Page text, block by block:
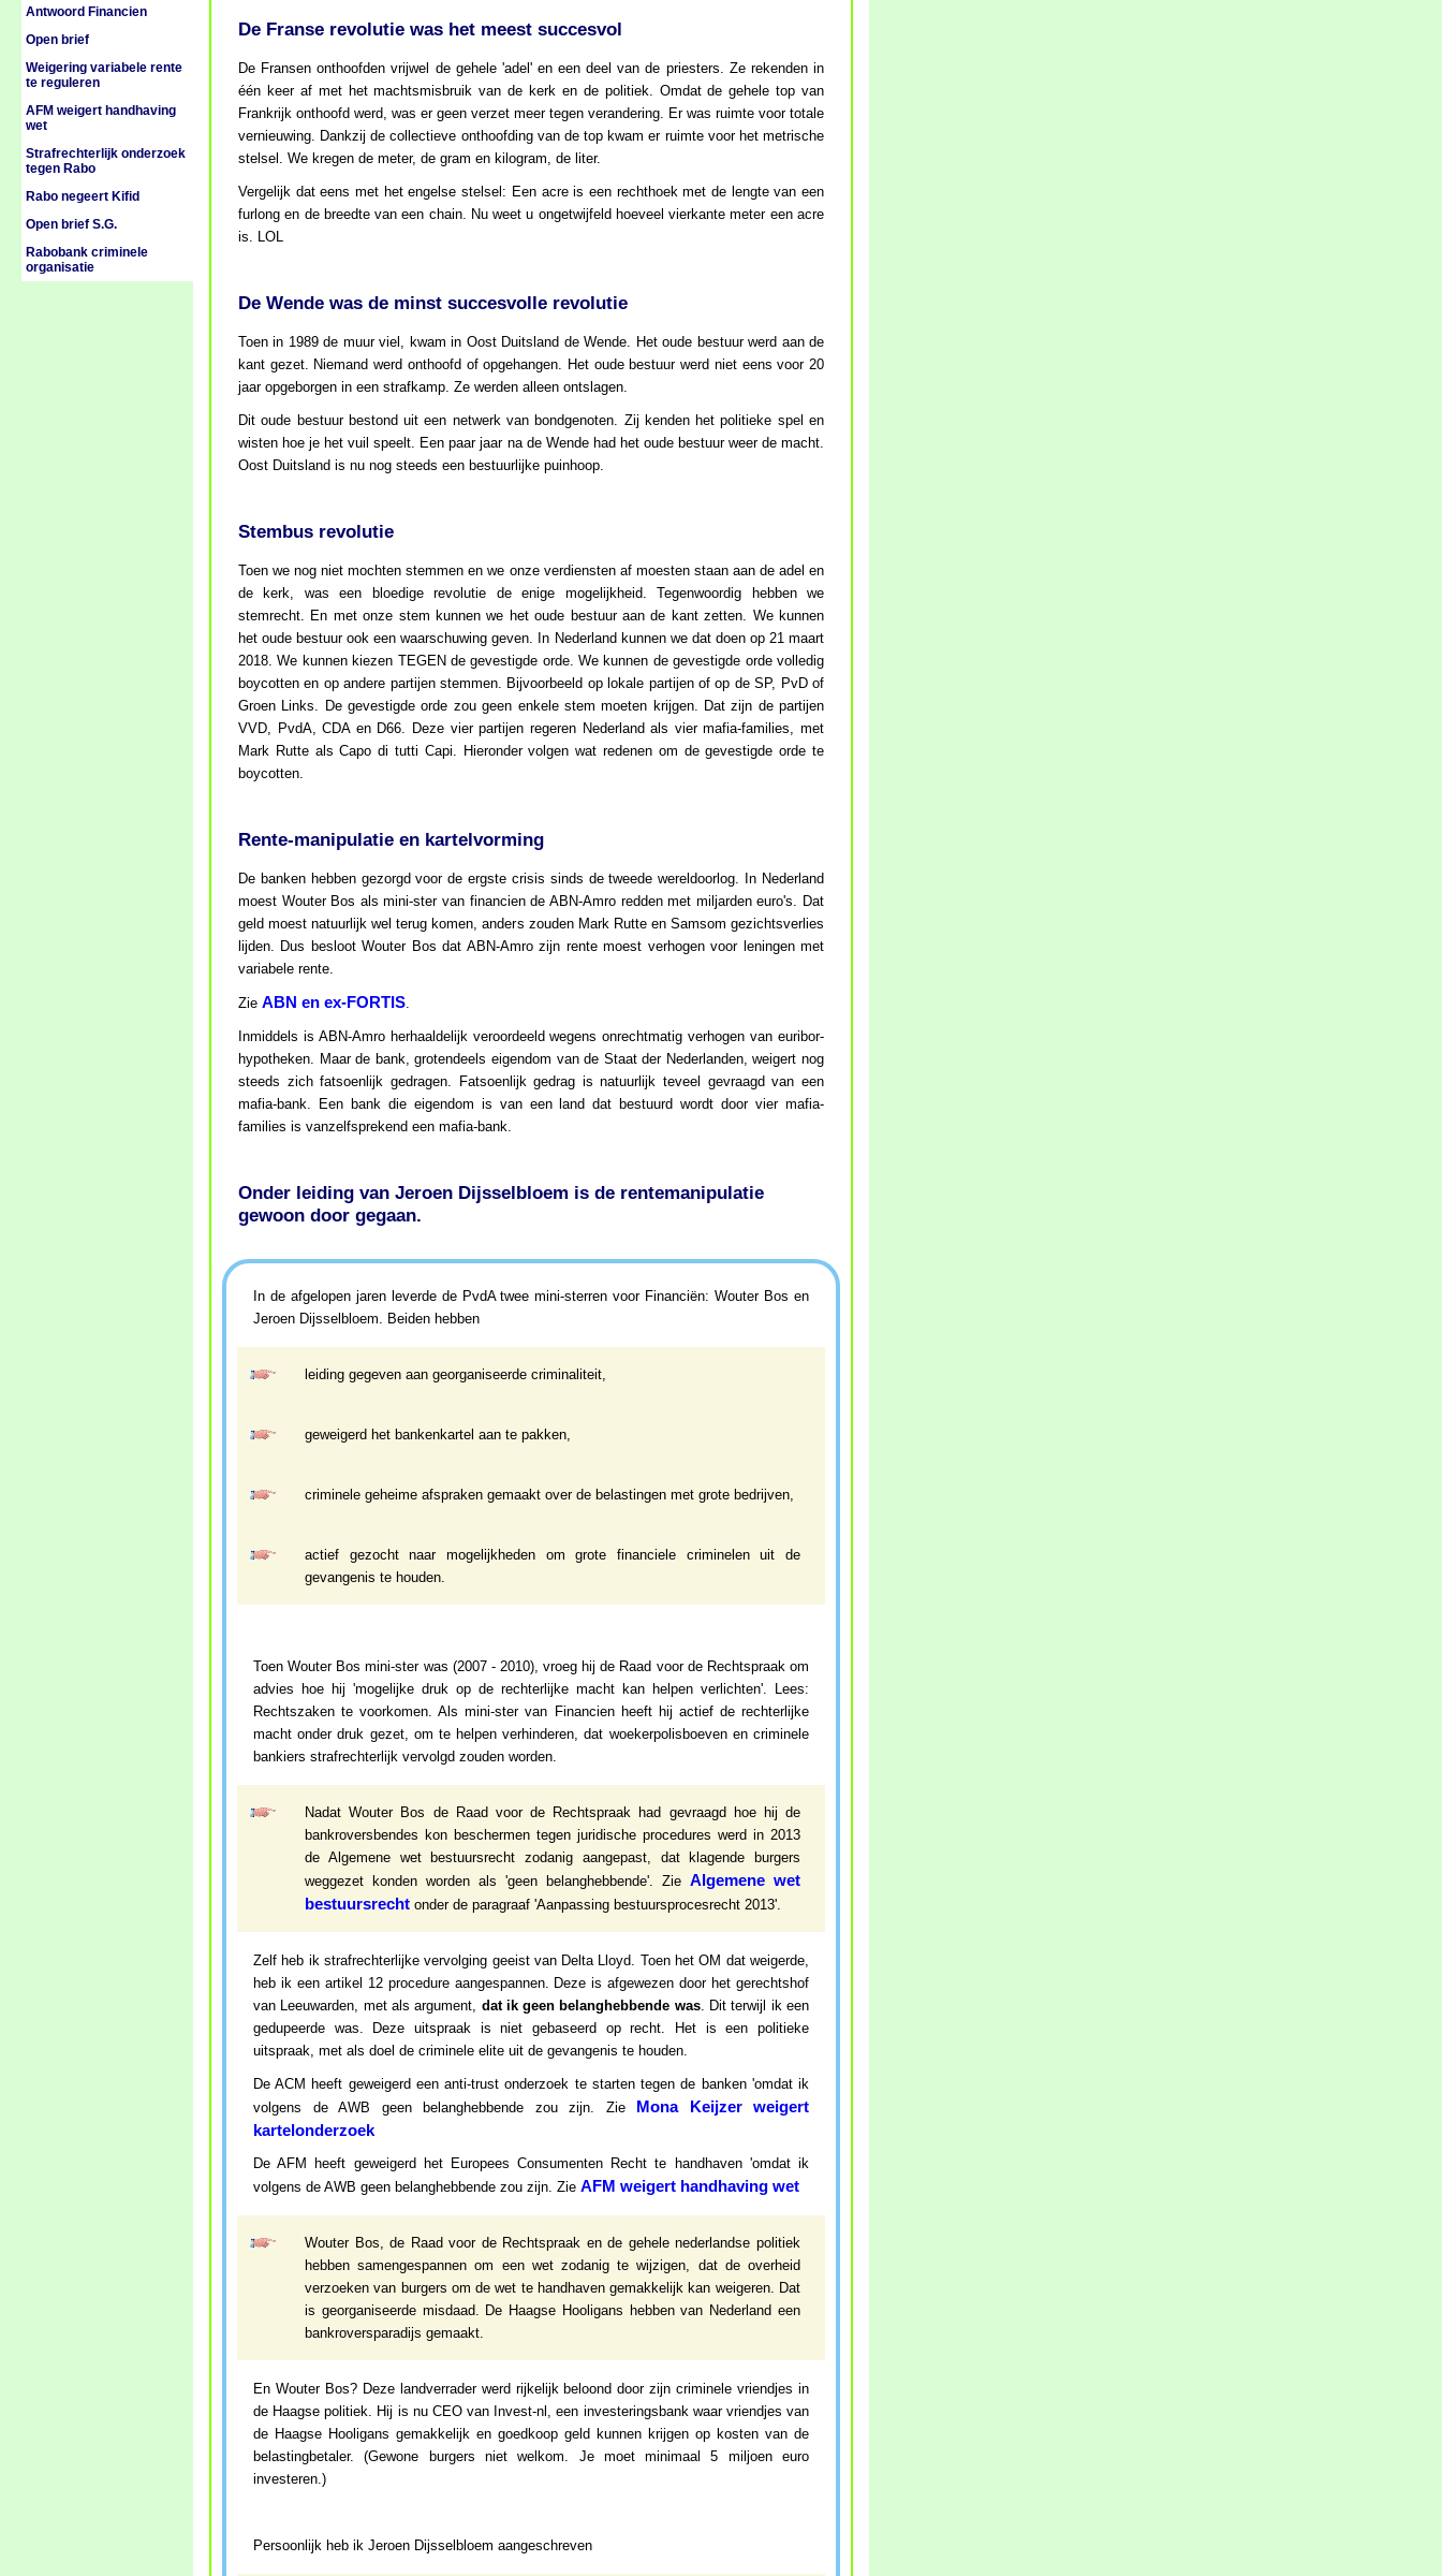
De Franse revolutie was het meest succesvol
De Fransen onthoofden vrijwel de gehele 'adel' en een deel van de priesters. Ze rekenden in
één keer af met het machtsmisbruik van de kerk en de politiek. Omdat de gehele top van
Frankrijk onthoofd werd, was er geen verzet meer tegen verandering. Er was ruimte voor totale
vernieuwing. Dankzij de collectieve onthoofding van de top kwam er ruimte voor het metrische
stelsel. We kregen de meter, de gram en kilogram, de liter.
Vergelijk dat eens met het engelse stelsel: Een acre is een rechthoek met de lengte van een
furlong en de breedte van een chain. Nu weet u ongetwijfeld hoeveel vierkante meter een acre
is. LOL
De Wende was de minst succesvolle revolutie
Toen in 1989 de muur viel, kwam in Oost Duitsland de Wende. Het oude bestuur werd aan de
kant gezet. Niemand werd onthoofd of opgehangen. Het oude bestuur werd niet eens voor 20
jaar opgeborgen in een strafkamp. Ze werden alleen ontslagen.
Dit oude bestuur bestond uit een netwerk van bondgenoten. Zij kenden het politieke spel en
wisten hoe je het vuil speelt. Een paar jaar na de Wende had het oude bestuur weer de macht.
Oost Duitsland is nu nog steeds een bestuurlijke puinhoop.
Stembus revolutie
Toen we nog niet mochten stemmen en we onze verdiensten af moesten staan aan de adel en
de kerk, was een bloedige revolutie de enige mogelijkheid. Tegenwoordig hebben we
stemrecht. En met onze stem kunnen we het oude bestuur aan de kant zetten. We kunnen
het oude bestuur ook een waarschuwing geven. In Nederland kunnen we dat doen op 21 maart
2018. We kunnen kiezen TEGEN de gevestigde orde. We kunnen de gevestigde orde volledig
boycotten en op andere partijen stemmen. Bijvoorbeeld op lokale partijen of op de SP, PvD of
Groen Links. De gevestigde orde zou geen enkele stem moeten krijgen. Dat zijn de partijen
VVD, PvdA, CDA en D66. Deze vier partijen regeren Nederland als vier mafia-families, met
Mark Rutte als Capo di tutti Capi. Hieronder volgen wat redenen om de gevestigde orde te
boycotten.
Rente-manipulatie en kartelvorming
De banken hebben gezorgd voor de ergste crisis sinds de tweede wereldoorlog. In Nederland
moest Wouter Bos als mini-ster van financien de ABN-Amro redden met miljarden euro's. Dat
geld moest natuurlijk wel terug komen, anders zouden Mark Rutte en Samsom gezichtsverlies
lijden. Dus besloot Wouter Bos dat ABN-Amro zijn rente moest verhogen voor leningen met
variabele rente.
Zie ABN en ex-FORTIS.
Inmiddels is ABN-Amro herhaaldelijk veroordeeld wegens onrechtmatig verhogen van euribor-
hypotheken. Maar de bank, grotendeels eigendom van de Staat der Nederlanden, weigert nog
steeds zich fatsoenlijk gedragen. Fatsoenlijk gedrag is natuurlijk teveel gevraagd van een
mafia-bank. Een bank die eigendom is van een land dat bestuurd wordt door vier mafia-
families is vanzelfsprekend een mafia-bank.
Onder leiding van Jeroen Dijsselbloem is de rentemanipulatie
gewoon door gegaan.
In de afgelopen jaren leverde de PvdA twee mini-sterren voor Financiën: Wouter Bos en
Jeroen Dijsselbloem. Beiden hebben
leiding gegeven aan georganiseerde criminaliteit,
geweigerd het bankenkartel aan te pakken,
criminele geheime afspraken gemaakt over de belastingen met grote bedrijven,
actief gezocht naar mogelijkheden om grote financiele criminelen uit de
gevangenis te houden.
Toen Wouter Bos mini-ster was (2007 - 2010), vroeg hij de Raad voor de Rechtspraak om
advies hoe hij 'mogelijke druk op de rechterlijke macht kan helpen verlichten'. Lees:
Rechtszaken te voorkomen. Als mini-ster van Financien heeft hij actief de rechterlijke
macht onder druk gezet, om te helpen verhinderen, dat woekerpolisboeven en criminele
bankiers strafrechterlijk vervolgd zouden worden.
Nadat Wouter Bos de Raad voor de Rechtspraak had gevraagd hoe hij de
bankroversbendes kon beschermen tegen juridische procedures werd in 2013
de Algemene wet bestuursrecht zodanig aangepast, dat klagende burgers
weggezet konden worden als 'geen belanghebbende'. Zie Algemene wet
bestuursrecht onder de paragraaf 'Aanpassing bestuursprocesrecht 2013'.
Zelf heb ik strafrechterlijke vervolging geeist van Delta Lloyd. Toen het OM dat weigerde,
heb ik een artikel 12 procedure aangespannen. Deze is afgewezen door het gerechtshof
van Leeuwarden, met als argument, dat ik geen belanghebbende was. Dit terwijl ik een
gedupeerde was. Deze uitspraak is niet gebaseerd op recht. Het is een politieke
uitspraak, met als doel de criminele elite uit de gevangenis te houden.
De ACM heeft geweigerd een anti-trust onderzoek te starten tegen de banken 'omdat ik
volgens de AWB geen belanghebbende zou zijn. Zie Mona Keijzer weigert
kartelonderzoek
De AFM heeft geweigerd het Europees Consumenten Recht te handhaven 'omdat ik
volgens de AWB geen belanghebbende zou zijn. Zie AFM weigert handhaving wet
Wouter Bos, de Raad voor de Rechtspraak en de gehele nederlandse politiek
hebben samengespannen om een wet zodanig te wijzigen, dat de overheid
verzoeken van burgers om de wet te handhaven gemakkelijk kan weigeren. Dat
is georganiseerde misdaad. De Haagse Hooligans hebben van Nederland een
bankroversparadijs gemaakt.
En Wouter Bos? Deze landverrader werd rijkelijk beloond door zijn criminele vriendjes in
de Haagse politiek. Hij is nu CEO van Invest-nl, een investeringsbank waar vriendjes van
de Haagse Hooligans gemakkelijk en goedkoop geld kunnen krijgen op kosten van de
belastingbetaler. (Gewone burgers niet welkom. Je moet minimaal 5 miljoen euro
investeren.)
Persoonlijk heb ik Jeroen Dijsselbloem aangeschreven
Antwoord Financien
Open brief
Weigering variabele rente
te reguleren
AFM weigert handhaving
wet
Strafrechterlijk onderzoek
tegen Rabo
Rabo negeert Kifid
Open brief S.G.
Rabobank criminele
organisatie